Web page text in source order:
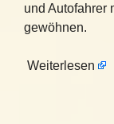
und Autofahrer
gewöhnen.
Weiterlesen